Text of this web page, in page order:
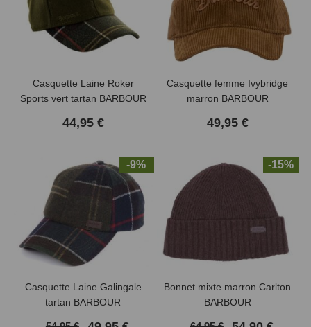
Casquette Laine Roker
Sports vert tartan BARBOUR
44,95 €
Casquette femme Ivybridge
marron BARBOUR
49,95 €
-9%
Casquette Laine Galingale
tartan BARBOUR
-15%
Bonnet mixte marron Carlton
BARBOUR